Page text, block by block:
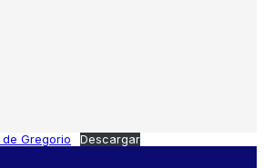
Gregorio Descargar